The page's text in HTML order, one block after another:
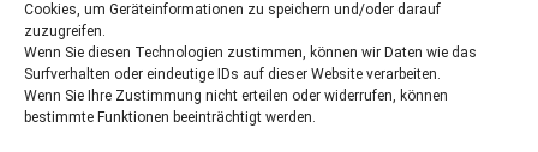
Cookies, um Geräteinformationen zu speichern und/oder darauf
zuzugreifen.
Wenn Sie diesen Technologien zustimmen, können wir Daten wie das
Surfverhalten oder eindeutige IDs auf dieser Website verarbeiten.
Wenn Sie Ihre Zustimmung nicht erteilen oder widerrufen, können
bestimmte Funktionen beeinträchtigt werden.